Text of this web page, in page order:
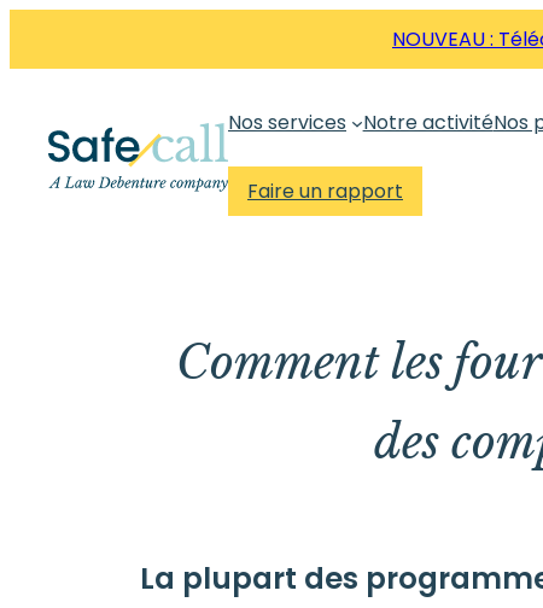
contenu
NOUVEAU :
Nos services Notre activitéNos
Faire un rapport
Comment les
des
La plupart des